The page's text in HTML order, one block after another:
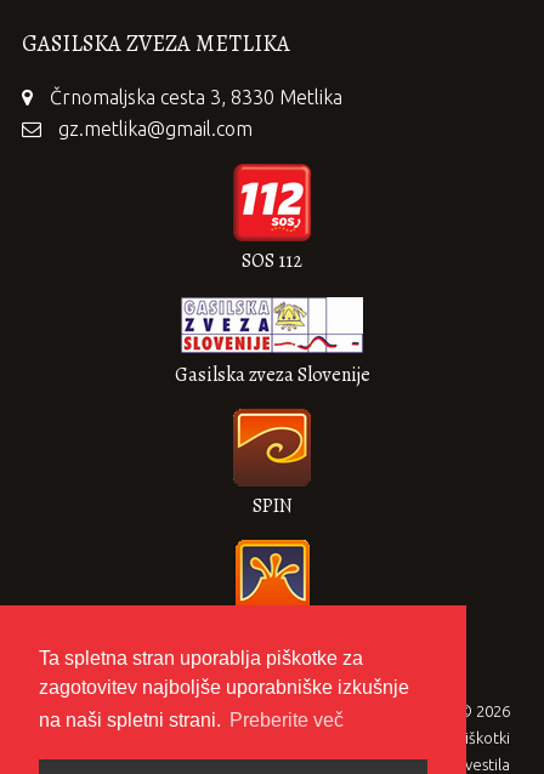
Ta spletna stran uporablja piškotke za
zagotovitev najboljše uporabniške izkušnje
na naši spletni strani. Preberite več
GASILSKA ZVEZA METLIKA
Črnomaljska cesta 3, 8330 Metlika
gz.metlika@gmail.com
SOS 112
Gasilska zveza Slovenije
SPIN
Gasilska zveza Metlika © 2026
Zasebnost in piškotki
Pravna obvestila